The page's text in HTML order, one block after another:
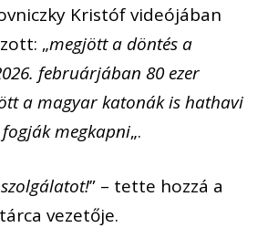
Kristóf videójában
„megjött a döntés a
februárjában 80 ezer
a magyar katonák is hathavi
megkapni„.
” – tette hozzá a
vezetője.